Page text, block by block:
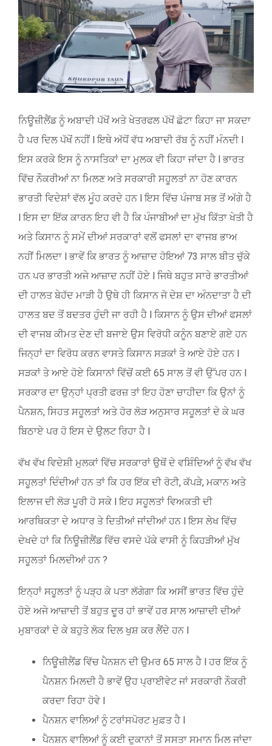
Larger
Image
ਨਿਊਜ਼ੀਲੈਂਡ ਨੂੰ ਅਬਾਦੀ ਪੱਖੋਂ ਅਤੇ ਖੇਤਰਫਲ ਪੱਖੋਂ ਛੋਟਾ ਕਿਹਾ ਜਾ ਸਕਦਾ
ਹੈ ਪਰ ਦਿਲ ਪੱਖੋਂ ਨਹੀਂ l ਇਥੇ ਅੱਧੋਂ ਵੱਧ ਅਬਾਦੀ ਰੱਬ ਨੂੰ ਨਹੀਂ ਮੰਨਦੀ l
ਇਸ ਕਰਕੇ ਇਸ ਨੂੰ ਨਾਸਤਿਕਾਂ ਦਾ ਮੁਲਕ ਵੀ ਕਿਹਾ ਜਾਂਦਾ ਹੈ l ਭਾਰਤ
ਵਿੱਚ ਨੌਕਰੀਆਂ ਨਾ ਮਿਲਣ ਅਤੇ ਸਰਕਾਰੀ ਸਹੂਲਤਾਂ ਨਾ ਹੋਣ ਕਾਰਨ
ਭਾਰਤੀ ਵਿਦੇਸ਼ਾਂ ਵੱਲ ਮੂੰਹ ਕਰਦੇ ਹਨ l ਇਸ ਵਿੱਚ ਪੰਜਾਬ ਸਭ ਤੋਂ ਅੱਗੇ ਹੈ
l ਇਸ ਦਾ ਇੱਕ ਕਾਰਨ ਇਹ ਵੀ ਹੈ ਕਿ ਪੰਜਾਬੀਆਂ ਦਾ ਮੁੱਖ ਕਿੱਤਾ ਖੇਤੀ ਹੈ
ਅਤੇ ਕਿਸਾਨ ਨੂੰ ਸਮੇਂ ਦੀਆਂ ਸਰਕਾਰਾਂ ਵਲੋਂ ਫਸਲਾਂ ਦਾ ਵਾਜਬ ਭਾਅ
ਨਹੀਂ ਮਿਲਦਾ l ਭਾਵੇਂ ਕਿ ਭਾਰਤ ਨੂੰ ਆਜ਼ਾਦ ਹੋਇਆਂ 73 ਸਾਲ ਬੀਤ ਚੁੱਕੇ
ਹਨ ਪਰ ਭਾਰਤੀ ਅਜੇ ਆਜ਼ਾਦ ਨਹੀਂ ਹੋਏ l ਜਿਥੇ ਬਹੁਤ ਸਾਰੇ ਭਾਰਤੀਆਂ
ਦੀ ਹਾਲਤ ਬੇਹੱਦ ਮਾੜੀ ਹੈ ਉਥੇ ਹੀ ਕਿਸਾਨ ਜੋ ਦੇਸ਼ ਦਾ ਅੰਨਦਾਤਾ ਹੈ ਦੀ
ਹਾਲਤ ਬਦ ਤੋਂ ਬਦਤਰ ਹੁੰਦੀ ਜਾ ਰਹੀ ਹੈ l ਕਿਸਾਨ ਨੂੰ ਉਸ ਦੀਆਂ ਫਸਲਾਂ
ਦੀ ਵਾਜਬ ਕੀਮਤ ਦੇਣ ਦੀ ਬਜਾਏ ਉਸ ਵਿਰੋਧੀ ਕਨੂੰਨ ਬਣਾਏ ਗਏ ਹਨ
ਜਿਨ੍ਹਾਂ ਦਾ ਵਿਰੋਧ ਕਰਨ ਵਾਸਤੇ ਕਿਸਾਨ ਸੜਕਾਂ ਤੇ ਆਏ ਹੋਏ ਹਨ l
ਸੜਕਾਂ ਤੇ ਆਏ ਹੋਏ ਕਿਸਾਨਾਂ ਵਿੱਚੋਂ ਕਈ 65 ਸਾਲ ਤੋਂ ਵੀ ਉੱਪਰ ਹਨ l
ਸਰਕਾਰ ਦਾ ਉਨ੍ਹਾਂ ਪ੍ਰਤੀ ਫਰਜ਼ ਤਾਂ ਇਹ ਹੋਣਾ ਚਾਹੀਦਾ ਕਿ ਉਨਾਂ ਨੂੰ
ਪੈਨਸ਼ਨ, ਸਿਹਤ ਸਹੂਲਤਾਂ ਅਤੇ ਹੋਰ ਲੋੜ ਅਨੁਸਾਰ ਸਹੂਲਤਾਂ ਦੇ ਕੇ ਘਰ
ਬਿਠਾਏ ਪਰ ਹੋ ਇਸ ਦੇ ਉਲਟ ਰਿਹਾ ਹੈ l
ਵੱਖ ਵੱਖ ਵਿਦੇਸ਼ੀ ਮੁਲਕਾਂ ਵਿੱਚ ਸਰਕਾਰਾਂ ਉਥੋਂ ਦੇ ਵਸ਼ਿੰਦਿਆਂ ਨੂੰ ਵੱਖ ਵੱਖ
ਸਹੂਲਤਾਂ ਦਿੰਦੀਆਂ ਹਨ ਤਾਂ ਕਿ ਹਰ ਇੱਕ ਦੀ ਰੋਟੀ, ਕੱਪੜੇ, ਮਕਾਨ ਅਤੇ
ਇਲਾਜ ਦੀ ਲੋੜ ਪੂਰੀ ਹੋ ਸਕੇ l ਇਹ ਸਹੂਲਤਾਂ ਵਿਅਕਤੀ ਦੀ
ਆਰਥਿਕਤਾ ਦੇ ਅਧਾਰ ਤੇ ਦਿਤੀਆਂ ਜਾਂਦੀਆਂ ਹਨ l ਇਸ ਲੇਖ ਵਿੱਚ
ਦੇਖਦੇ ਹਾਂ ਕਿ ਨਿਊਜ਼ੀਲੈਂਡ ਵਿੱਚ ਵਸਦੇ ਪੱਕੇ ਵਾਸੀ ਨੂੰ ਕਿਹੜੀਆਂ ਮੁੱਖ
ਸਹੂਲਤਾਂ ਮਿਲਦੀਆਂ ਹਨ ?
ਇਨ੍ਹਾਂ ਸਹੂਲਤਾਂ ਨੂੰ ਪੜ੍ਹ ਕੇ ਪਤਾ ਲੱਗੇਗਾ ਕਿ ਅਸੀਂ ਭਾਰਤ ਵਿੱਚ ਹੁੰਦੇ
ਹੋਏ ਅਜੇ ਆਜ਼ਾਦੀ ਤੋਂ ਬਹੁਤ ਦੂਰ ਹਾਂ ਭਾਵੇਂ ਹਰ ਸਾਲ ਆਜ਼ਾਦੀ ਦੀਆਂ
ਮੁਬਾਰਕਾਂ ਦੇ ਕੇ ਬਹੁਤੇ ਲੋਕ ਦਿਲ ਖੁਸ਼ ਕਰ ਲੈਂਦੇ ਹਨ l
ਨਿਊਜ਼ੀਲੈਂਡ ਵਿੱਚ ਪੈਨਸ਼ਨ ਦੀ ਉਮਰ 65 ਸਾਲ ਹੈ l ਹਰ ਇੱਕ ਨੂੰ
ਪੈਨਸ਼ਨ ਮਿਲਦੀ ਹੈ ਭਾਵੇਂ ਉਹ ਪ੍ਰਾਈਵੇਟ ਜਾਂ ਸਰਕਾਰੀ ਨੌਕਰੀ
ਕਰਦਾ ਰਿਹਾ ਹੋਵੇ l
ਪੈਨਸ਼ਨ ਵਾਲਿਆਂ ਨੂੰ ਟਰਾਂਸਪੋਰਟ ਮੁਫ਼ਤ ਹੈ l
ਪੈਨਸ਼ਨ ਵਾਲਿਆਂ ਨੂੰ ਕਈ ਦੁਕਾਨਾਂ ਤੋਂ ਸਸਤਾ ਸਮਾਨ ਮਿਲ ਜਾਂਦਾ